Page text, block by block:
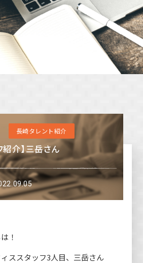
事業所にかかる情報公表
ト） 募集
長崎タレント紹介
紹介】三岳さん
！
ススタッフ3人目、三岳さん